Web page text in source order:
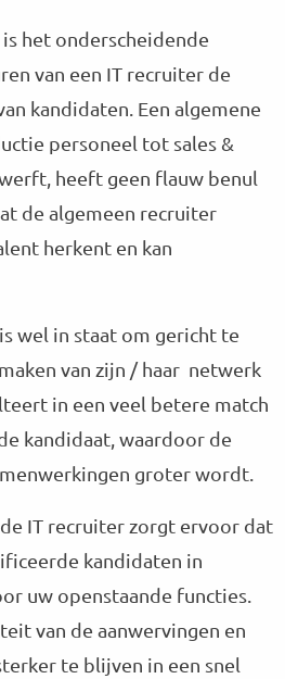
het onderscheidende
van een IT recruiter de
kandidaten. Een algemene
personeel tot sales &
heeft geen flauw benul
de algemeen recruiter
herkent en kan
wel in staat om gericht te
van zijn / haar netwerk
in een veel betere match
kandidaat, waardoor de
groter wordt.
IT recruiter zorgt ervoor dat
kandidaten in
uw openstaande functies.
van de aanwervingen en
te blijven in een snel